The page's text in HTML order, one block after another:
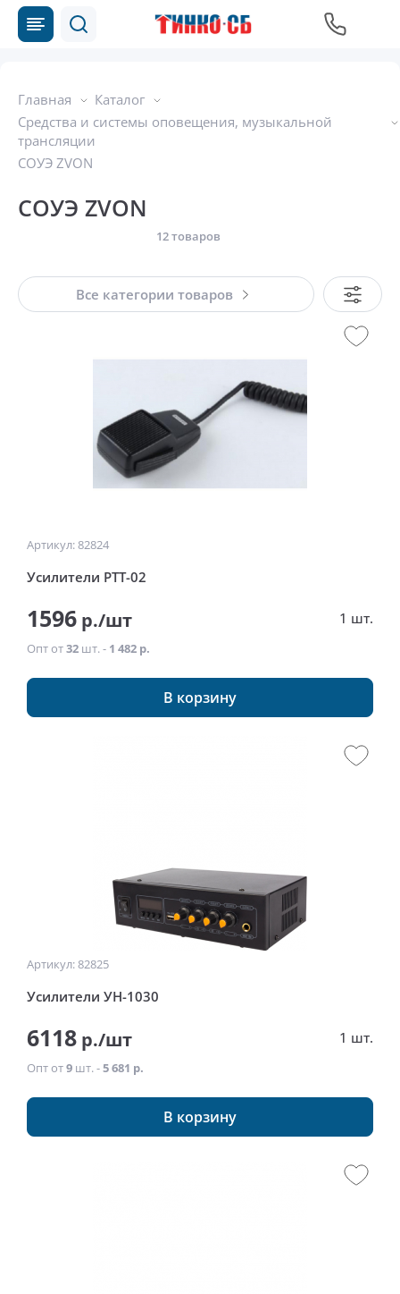
Главная
Каталог
Средства и системы оповещения, музыкальной
трансляции
СОУЭ ZVON
СОУЭ ZVON
12 товаров
Все категории товаров
Артикул: 82824
Усилители PTT-02
1596 р./шт 1 шт.
Опт от32 шт. - 1 482 р.
В корзину
Артикул: 82825
Усилители УН-1030
6118 р./шт 1 шт.
Опт от9 шт. -5 681 р.
В корзину